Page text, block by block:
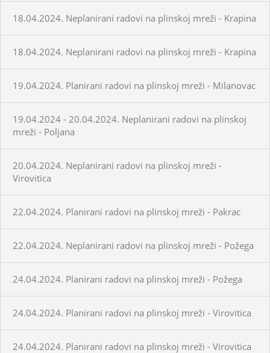
18.04.2024. Neplanirani radovi na plinskoj mreži - Krapina
18.04.2024. Neplanirani radovi na plinskoj mreži - Krapina
19.04.2024. Planirani radovi na plinskoj mreži - Milanovac
19.04.2024 - 20.04.2024. Neplanirani radovi na plinskoj
mreži - Poljana
20.04.2024. Neplanirani radovi na plinskoj mreži -
Virovitica
22.04.2024. Planirani radovi na plinskoj mreži - Pakrac
22.04.2024. Neplanirani radovi na plinskoj mreži - Požega
24.04.2024. Planirani radovi na plinskoj mreži - Požega
24.04.2024. Planirani radovi na plinskoj mreži - Virovitica
24.04.2024. Planirani radovi na plinskoj mreži - Virovitica